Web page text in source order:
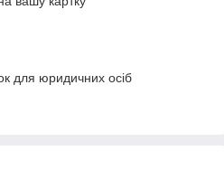
для юридичних осіб